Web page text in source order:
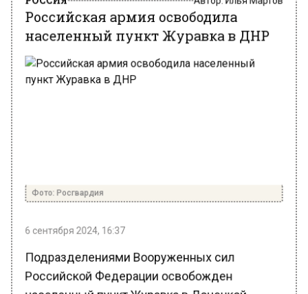
населенный пункт Журавка в ДНР
Российской Федерации освобожден
населенный пункт Журавка в Донецкой